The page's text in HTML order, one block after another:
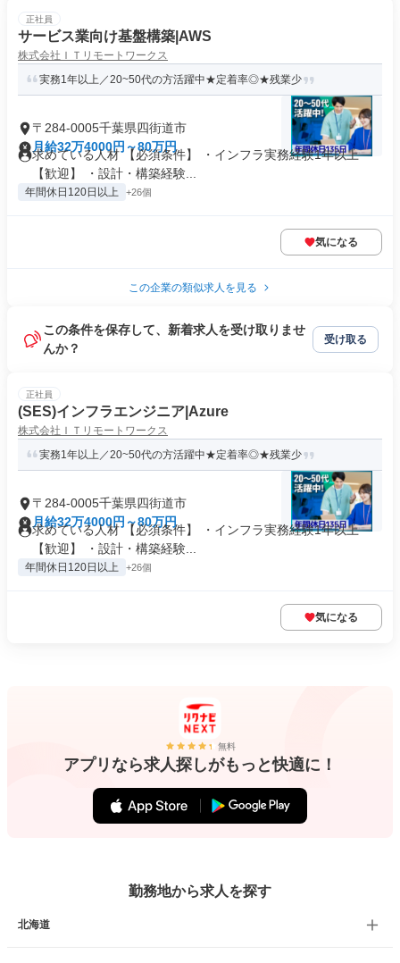
正社員
サービス業向け基盤構築|AWS
株式会社ＩＴリモートワークス
実務1年以上／20~50代の方活躍中★定着率◎★残業少
〒284-0005千葉県四街道市
月給32万4000円～80万円
求めている人材 【必須条件】 ・インフラ実務経験1年以上
【歓迎】 ・設計・構築経験...
年間休日120日以上 +26個
気になる
この企業の類似求人を見る
この条件を保存して、新着求人を受け取りませ
んか？
受け取る
正社員
(SES)インフラエンジニア|Azure
株式会社ＩＴリモートワークス
実務1年以上／20~50代の方活躍中★定着率◎★残業少
〒284-0005千葉県四街道市
月給32万4000円～80万円
求めている人材 【必須条件】 ・インフラ実務経験1年以上
【歓迎】 ・設計・構築経験...
年間休日120日以上 +26個
気になる
無料
アプリなら求人探しがもっと快適に！
勤務地から求人を探す
北海道